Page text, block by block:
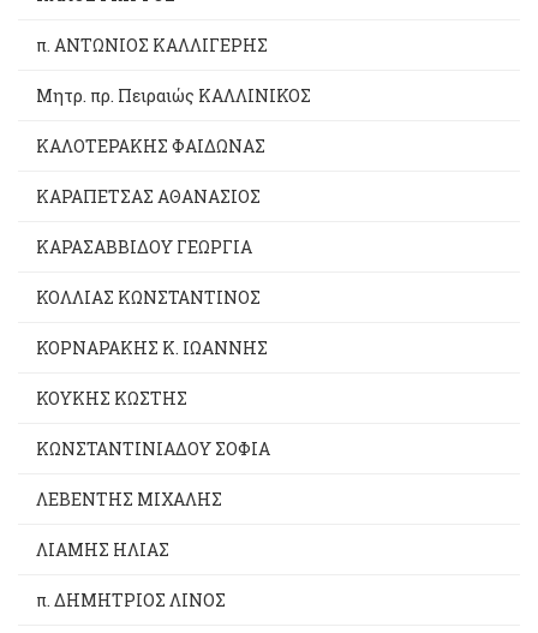
π. ΑΝΤΩΝΙΟΣ ΚΑΛΛΙΓΕΡΗΣ
Μητρ. πρ. Πειραιώς ΚΑΛΛΙΝΙΚΟΣ
ΚΑΛΟΤΕΡΑΚΗΣ ΦΑΙΔΩΝΑΣ
ΚΑΡΑΠΕΤΣΑΣ ΑΘΑΝΑΣΙΟΣ
ΚΑΡΑΣΑΒΒΙΔΟΥ ΓΕΩΡΓΙΑ
ΚΟΛΛΙΑΣ ΚΩΝΣΤΑΝΤΙΝΟΣ
ΚΟΡΝΑΡΑΚΗΣ Κ. ΙΩΑΝΝΗΣ
ΚΟΥΚΗΣ ΚΩΣΤΗΣ
ΚΩΝΣΤΑΝΤΙΝΙΑΔΟΥ ΣΟΦΙΑ
ΛΕΒΕΝΤΗΣ ΜΙΧΑΛΗΣ
ΛΙΑΜΗΣ ΗΛΙΑΣ
π. ΔΗΜΗΤΡΙΟΣ ΛΙΝΟΣ